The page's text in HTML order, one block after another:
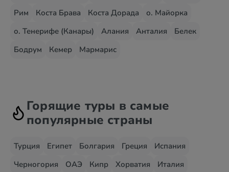
Рим
Коста Брава Коста Дорада
о. Майорка
о. Тенерифе (Канары)
Алания Анталия
Белек
Бодрум
Кемер Мармарис
Горящие туры в самые
популярные страны
Турция Египет Болгария Греция
Испания
Черногория
ОАЭ Кипр Хорватия
Италия